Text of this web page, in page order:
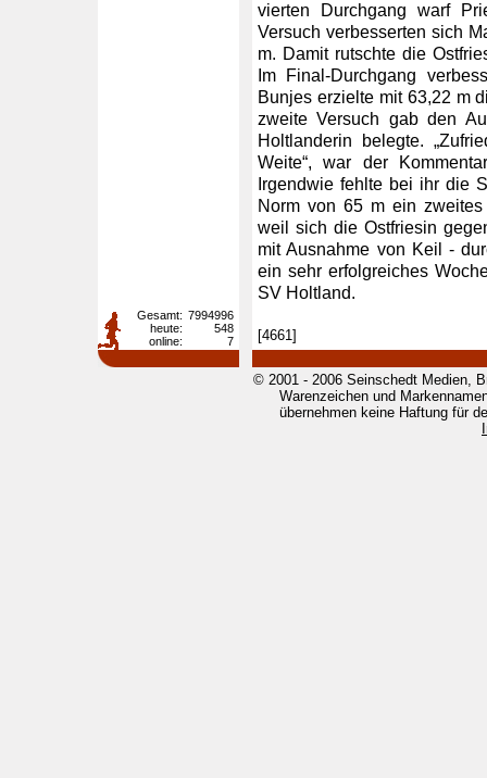
vierten Durchgang warf
Versuch verbesserten sich
m. Damit rutschte die
Im Final-Durchgang
Bunjes erzielte mit 63,22 m
zweite Versuch gab den
Holtlanderin belegte.
Weite“, war der
Irgendwie fehlte bei ihr die
Norm von 65 m ein
weil sich die Ostfriesin
mit Ausnahme von Keil -
ein sehr erfolgreiches
SV Holtland.
[4661]
Gesamt: 7994996
heute:
548
online:
7
© 2001 - 2006 Seinschedt Medien,
Warenzeichen und
übernehmen keine Haftung für